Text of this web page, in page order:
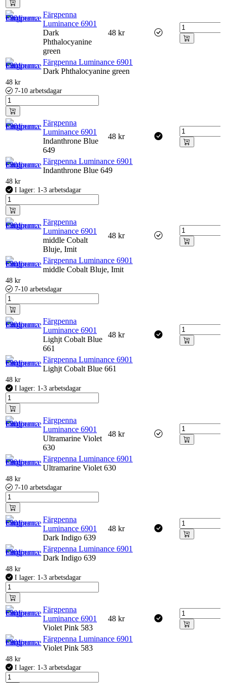
Färgpenna
Luminance 6901
Dark
Phthalocyanine
green
48 kr
Färgpenna Luminance 6901
Dark Phthalocyanine green
48 kr
7-10 arbetsdagar
Färgpenna
Luminance 6901
Indanthrone Blue
649
48 kr
Färgpenna Luminance 6901
Indanthrone Blue 649
48 kr
I lager: 1-3 arbetsdagar
Färgpenna
Luminance 6901
middle Cobalt
Bluje, Imit
48 kr
Färgpenna Luminance 6901
middle Cobalt Bluje, Imit
48 kr
7-10 arbetsdagar
Färgpenna
Luminance 6901
Lighjt Cobalt Blue
661
48 kr
Färgpenna Luminance 6901
Lighjt Cobalt Blue 661
48 kr
I lager: 1-3 arbetsdagar
Färgpenna
Luminance 6901
Ultramarine Violet
630
48 kr
Färgpenna Luminance 6901
Ultramarine Violet 630
48 kr
7-10 arbetsdagar
Färgpenna
Luminance 6901
Dark Indigo 639
48 kr
Färgpenna Luminance 6901
Dark Indigo 639
48 kr
I lager: 1-3 arbetsdagar
Färgpenna
Luminance 6901
Violet Pink 583
48 kr
Färgpenna Luminance 6901
Violet Pink 583
48 kr
I lager: 1-3 arbetsdagar